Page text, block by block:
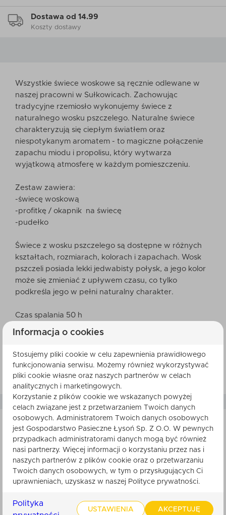
Dostawa od 14.99
Koszty dostawy
Wszystkie świece woskowe są ręcznie odlewane w
naszej pracowni w Sułkowicach. Zachowując
tradycyjne rzemiosło wykonujemy świece z
naturalnego wosku pszczelego. Naturalne świece
charakteryzują się ciepłym światłem oraz
niespotykanym aromatem - to magiczne połączenie
zapachu miodu i propolisu, który wytwarza
wyjątkową atmosferę w każdym pomieszczeniu.
Zestaw zawiera:
-świecę woskową
-profitkę / okapnik na świecę
-pudełko
Świece z wosku pszczelego są dostępne w różnych
kształtach, rozmiarach, kolorach i zapachach. Wosk
pszczeli posiada lekki jedwabisty połysk, a jego kolor
może się zmieniać z upływem czasu, co tylko
podkreśla jego w pełni naturalny charakter.
Czas spalania 50 h
Wysokość: 425 mm
Średnica: 50 mm
Waga: 800 g
SKŁADNIKI
Nikt do tej pory nie ocenił tego produktu.
Bądź pierwszy. Po zatwierdzeniu przez
Informacja o cookies
Stosujemy pliki cookie w celu zapewnienia prawidłowego
funkcjonowania serwisu. Możemy również wykorzystywać
pliki cookie własne oraz naszych partnerów w celach
analitycznych i marketingowych.
Korzystanie z plików cookie we wskazanych powyżej
celach związane jest z przetwarzaniem Twoich danych
osobowych. Administratorem Twoich danych osobowych
jest Gospodarstwo Pasieczne Łysoń Sp. Z O.O. W pewnych
przypadkach administratorami danych mogą być również
nasi partnerzy. Więcej informacji o korzystaniu przez nas i
naszych partnerów z plików cookie oraz o przetwarzaniu
Twoich danych osobowych, w tym o przysługujących Ci
uprawnieniach, uzyskasz w naszej Polityce prywatności.
Polityka
USTAWIENIA AKCEPTUJĘ